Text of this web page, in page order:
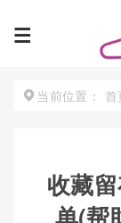
当前位置： 首
收藏
单(帮